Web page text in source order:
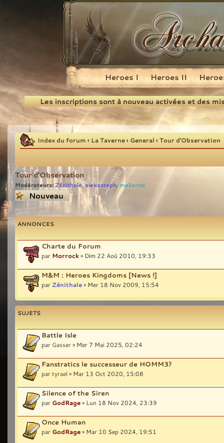
Recherche
Heroes I Heroes II
Les inscriptions sont à nouveau activées et des
Index du forum ‹ La Taverne‹ General ‹Tour d'Observation
Tour d'Observation
Modérateurs: Zénithale,alexasteph, melianos
Écrire un nouveau
sujet
ANNONCES
Charte du Forum
par Morrock» Dim 22 Aoû 2010, 19:33
M&M : Heroes Kingdoms [News !]
par Zénithale» Mer 18 Nov 2009, 15:54
SUJETS
Battle Isle
par Gasser» Mer 7 Mai 2025, 02:24
Fanstratics le successeur de HOMM3?
partyrael» Mar 13 Oct 2020, 15:08
Silence of the Siren
par GodRage» Lun 18 Nov 2024, 23:39
Once Human
par GodRage» Mar 10 Sep 2024, 19:51